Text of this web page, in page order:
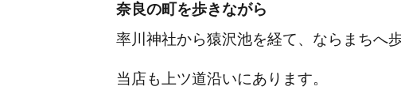
奈良の町を歩きながら
率川神社から猿沢池を経て、ならまちへ
当店も上ツ道沿いにあります。